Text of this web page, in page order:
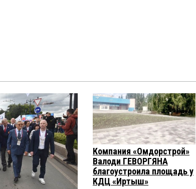
Компания «Омдорстрой»
Валоди ГЕВОРГЯНА
благоустроила площадь у
КДЦ «Иртыш»